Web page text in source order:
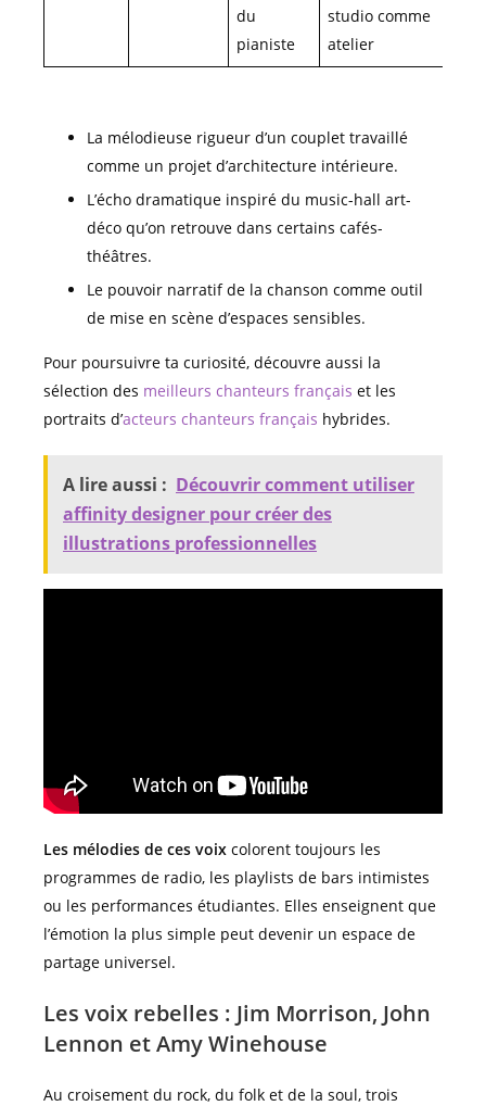
du
pianiste
studio comme
atelier
La mélodieuse rigueur d’un couplet travaillé
comme un projet d’architecture intérieure.
L’écho dramatique inspiré du music-hall art-
déco qu’on retrouve dans certains cafés-
théâtres.
Le pouvoir narratif de la chanson comme outil
de mise en scène d’espaces sensibles.
Pour poursuivre ta curiosité, découvre aussi la
sélection des meilleurs chanteurs français et les
portraits d’acteurs chanteurs français hybrides.
A lire aussi : Découvrir comment utiliser
affinity designer pour créer des
illustrations professionnelles
Les mélodies de ces voix colorent toujours les
programmes de radio, les playlists de bars intimistes
ou les performances étudiantes. Elles enseignent que
l’émotion la plus simple peut devenir un espace de
partage universel.
Les voix rebelles : Jim Morrison, John
Lennon et Amy Winehouse
Au croisement du rock, du folk et de la soul, trois